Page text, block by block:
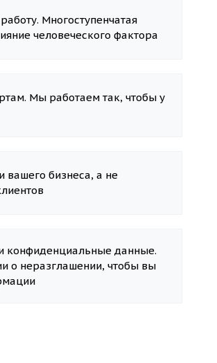
Многоступенчатая
человеческого фактора
Мы работаем так, чтобы у
вашего бизнеса, а не
конфиденциальные данные.
о неразглашении, чтобы вы